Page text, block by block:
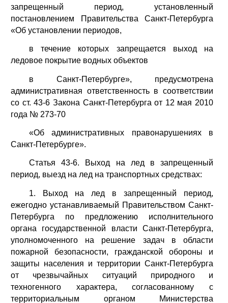
запрещенный период, установленный
постановлением Правительства Санкт-Петербурга
«Об установлении периодов,
в течение которых запрещается выход на
ледовое покрытие водных объектов
в Санкт-Петербурге», предусмотрена
административная ответственность в соответствии
со ст. 43-6 Закона Санкт-Петербурга от 12 мая 2010
года № 273-70
«Об административных правонарушениях в
Санкт-Петербурге».
Статья 43-6. Выход на лед в запрещенный
период, выезд на лед на транспортных средствах:
1. Выход на лед в запрещенный период,
ежегодно устанавливаемый Правительством Санкт-
Петербурга по предложению исполнительного
органа государственной власти Санкт-Петербурга,
уполномоченного на решение задач в области
пожарной безопасности, гражданской обороны и
защиты населения и территории Санкт-Петербурга
от чрезвычайных ситуаций природного и
техногенного характера, согласованному с
территориальным органом Министерства